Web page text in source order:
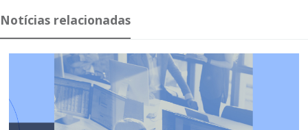
Notícias relacionadas